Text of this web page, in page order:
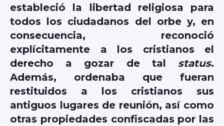
estableció la libertad religiosa para
todos los ciudadanos del orbe y, en
consecuencia, reconoció
explícitamente a los cristianos el
derecho a gozar de tal status.
Además, ordenaba que fueran
restituidos a los cristianos sus
antiguos lugares de reunión, así como
otras propiedades confiscadas por las